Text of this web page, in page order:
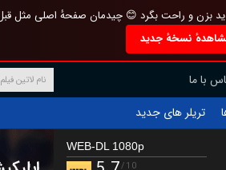
بزن و راحت بگرد 😊 چیدمان صفحهٔ اصلی مثل
نسخهٔ جدید
با ما
تریلر های جدید
WEB-DL 1080p
/10